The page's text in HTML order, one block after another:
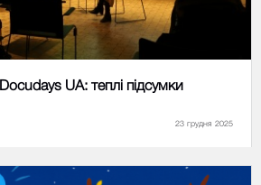
UA: теплі підсумки
23 грудня 2025